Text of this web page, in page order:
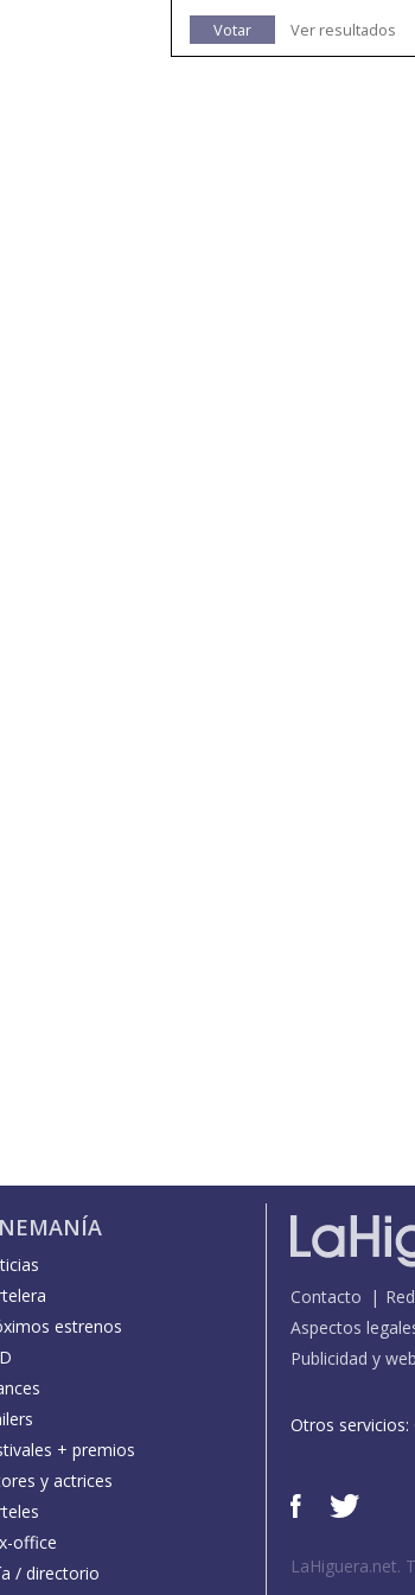
Votar
Ver resultados
estrenos
+ premios
y actrices
office
/ directorio
Contacto
Aspectos
Publicidad y
Otros servicios:
LaHiguera.net.